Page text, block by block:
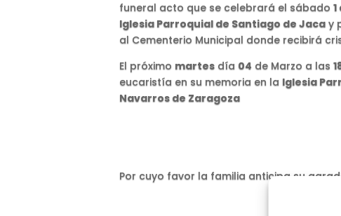
funeral acto que se celebrará el sábado
Iglesia Parroquial de Santiago de Jaca y
al Cementerio Municipal donde recibirá
El próximo martes día 04 de Marzo a las
eucaristía en su memoria en la Iglesia
Navarros de Zaragoza
Por cuyo favor la familia anticipa su